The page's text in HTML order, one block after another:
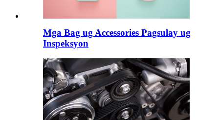
Mga Bag ug Accessories Pagsulay ug
Inspeksyon